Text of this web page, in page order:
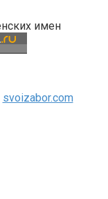
имен
svoizabor.com